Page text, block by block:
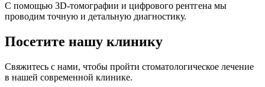
С помощью 3D-томографии и цифрового рентгена мы
проводим точную и детальную диагностику.
Посетите нашу клинику
Свяжитесь с нами, чтобы пройти стоматологическое лечение
в нашей современной клинике.